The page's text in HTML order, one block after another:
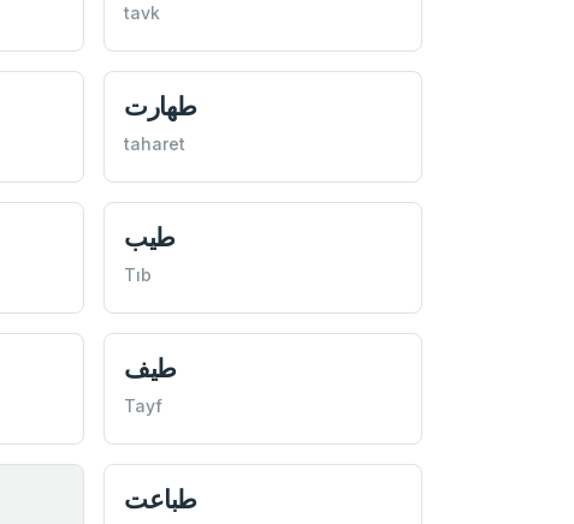
tavk
طهارت
taharet
طيب
Tıb
طيف
Tayf
طباعت